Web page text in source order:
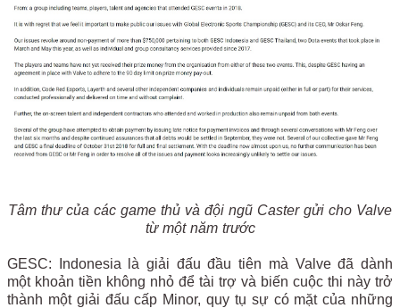
Tâm thư của các game thủ và đội ngũ Caster gửi cho Valve
từ một năm trước
GESC: Indonesia là giải đấu đầu tiên mà Valve đã dành
một khoản tiền không nhỏ để tài trợ và biến cuộc thi này trở
thành một giải đấu cấp Minor, quy tụ sự có mặt của những